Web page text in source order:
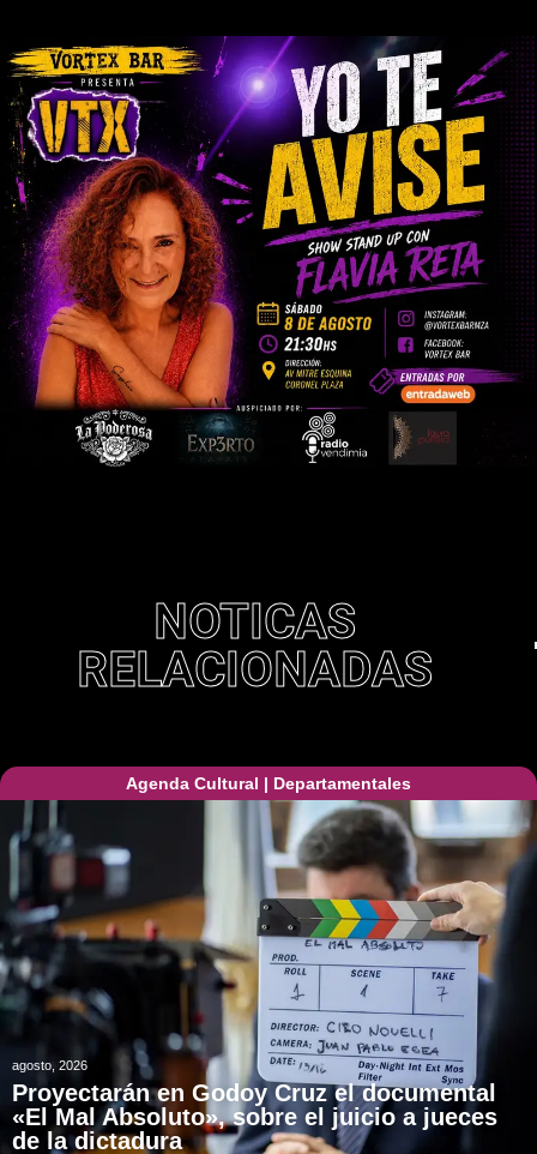
NOTICAS
RELACIONADAS
Agenda Cultural | Departamentales
agosto, 2026
Proyectarán en Godoy Cruz el documental
«El Mal Absoluto», sobre el juicio a jueces
de la dictadura